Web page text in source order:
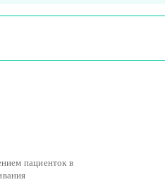
пациенток в